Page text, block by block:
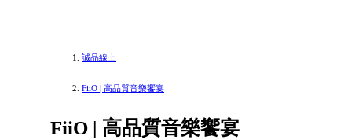
誠品線上
FiiO | 高品質音樂饗宴
FiiO | 高品質音樂饗宴